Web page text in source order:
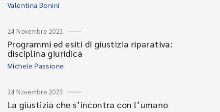
Valentina Bonini
24 Novembre 2023
Programmi ed esiti di giustizia riparativa:
disciplina giuridica
Michele Passione
24 Novembre 2023
La giustizia che s’incontra con l’umano